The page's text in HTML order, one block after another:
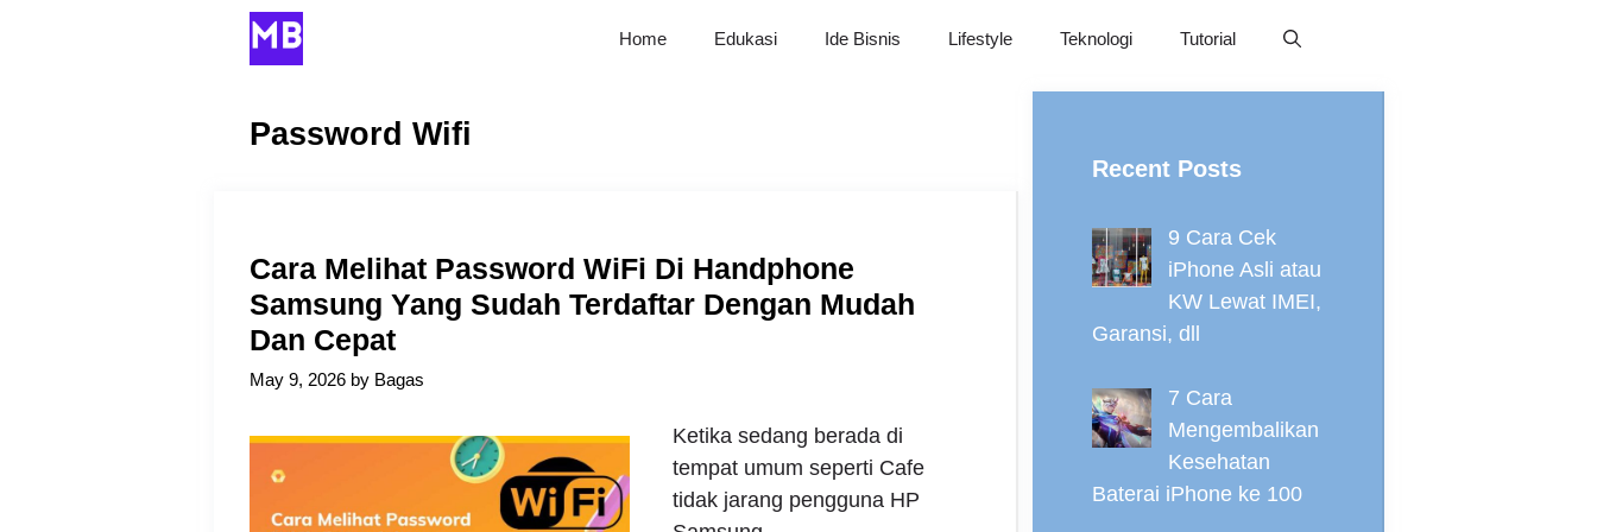
Home Edukasi Ide Bisnis Lifestyle Teknologi Tutorial
Password Wifi
Cara Melihat Password WiFi Di Handphone
Samsung Yang Sudah Terdaftar Dengan Mudah
Dan Cepat
May 9, 2026 by Bagas
Ketika sedang berada di
tempat umum seperti Cafe
tidak jarang pengguna HP
Recent Posts
9 Cara Cek
iPhone Asli atau
KW Lewat IMEI,
Garansi, dll
7 Cara
Mengembalikan
Kesehatan
Baterai iPhone ke 100